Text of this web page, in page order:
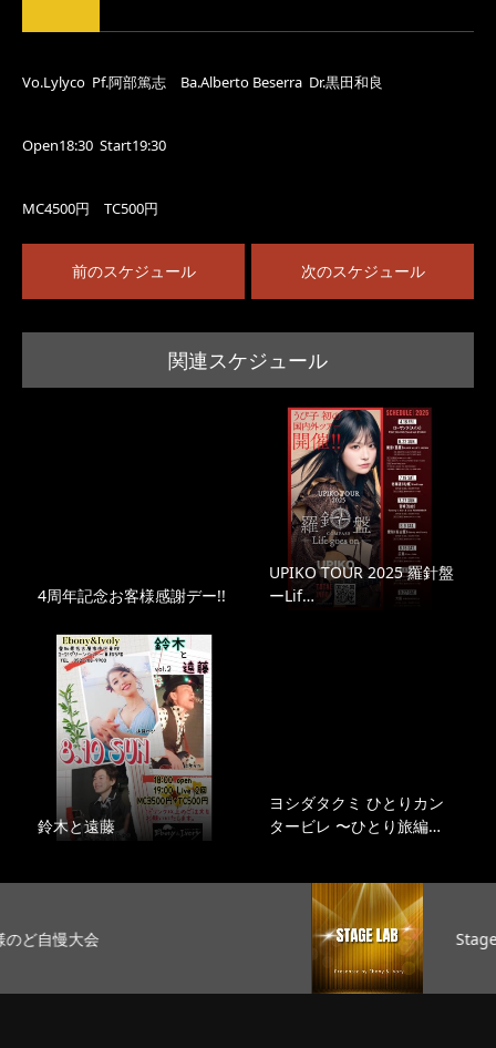
Vo.Lylyco Pf.阿部篤志 Ba.Alberto Beserra Dr.黒田和良
Open18:30 Start19:30
MC4500円 TC500円
前のスケジュール 次のスケジュール
関連スケジュール
4周年記念お客様感謝デー!!
UPIKO TOUR 2025 羅針盤
ーLif…
鈴木と遠藤
ヨシダタクミ ひとりカン
タービレ 〜ひとり旅編…
Stage Lab